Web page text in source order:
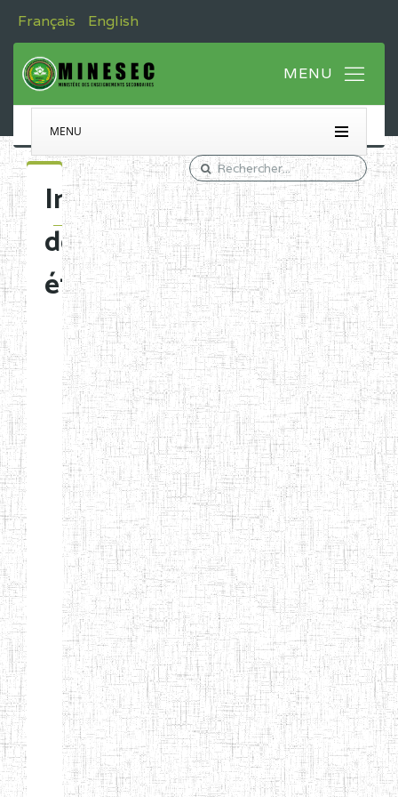
Français English
MENU
Immatriculation
des
établissements
Etablissements
d'enseignement
normal
ENI
Chercher:
Effacer les filtres
Denomination
Type